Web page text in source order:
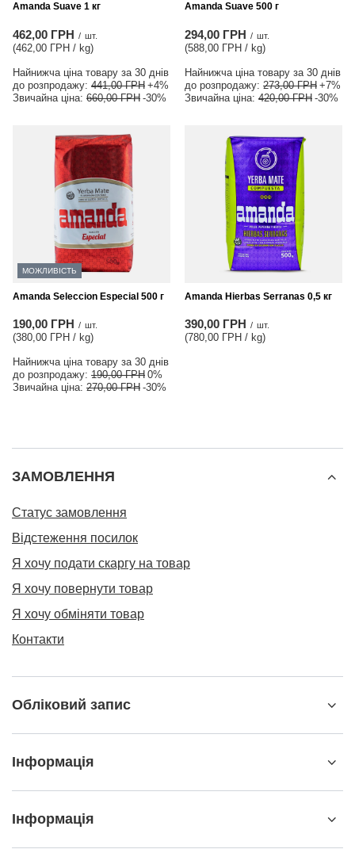
Amanda Suave 1 кг
462,00 ГРН / шт.
(462,00 ГРН / kg)
Найнижча ціна товару за 30 днів
до розпродажу: 441,00 ГРН +4%
Звичайна ціна: 660,00 ГРН -30%
Amanda Suave 500 г
294,00 ГРН / шт.
(588,00 ГРН / kg)
Найнижча ціна товару за 30 днів
до розпродажу: 273,00 ГРН +7%
Звичайна ціна: 420,00 ГРН -30%
МОЖЛИВІСТЬ
Amanda Seleccion Especial 500 г
190,00 ГРН / шт.
(380,00 ГРН / kg)
Найнижча ціна товару за 30 днів
до розпродажу: 190,00 ГРН 0%
Звичайна ціна: 270,00 ГРН -30%
Amanda Hierbas Serranas 0,5 кг
390,00 ГРН / шт.
(780,00 ГРН / kg)
ЗАМОВЛЕННЯ
Статус замовлення
Відстеження посилок
Я хочу подати скаргу на товар
Я хочу повернути товар
Я хочу обміняти товар
Контакти
Обліковий запис
Інформація
Інформація